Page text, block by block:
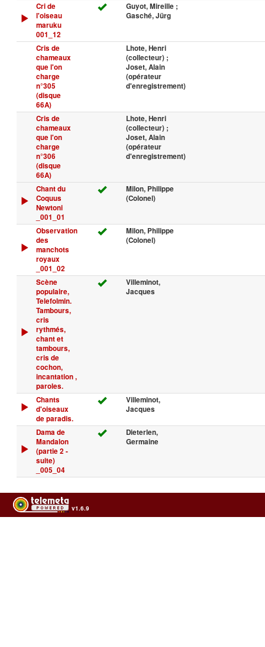
Cri de
l'oiseau
maruku
001_12
Guyot, Mireille ;
Gasché, Jürg
Cris de
chameaux
que l'on
charge
n°305
(disque
66A)
Lhote, Henri
(collecteur) ;
Joset, Alain
(opérateur
d'enregistrement)
Cris de
chameaux
que l'on
charge
n°306
(disque
66A)
Lhote, Henri
(collecteur) ;
Joset, Alain
(opérateur
d'enregistrement)
Chant du
Coquus
Newtoni
_001_01
Milon, Philippe
(Colonel)
Observation
des
manchots
royaux
_001_02
Milon, Philippe
(Colonel)
Scène
populaire,
Telefolmin.
Tambours,
cris
rythmés,
chant et
tambours,
cris de
cochon,
incantation ,
paroles.
Villeminot,
Jacques
Chants
d'oiseaux
de paradis.
Villeminot,
Jacques
Dama de
Mandalon
(partie 2 -
suite)
_005_04
Dieterlen,
Germaine
v1.6.9